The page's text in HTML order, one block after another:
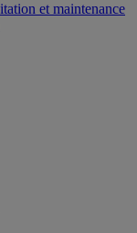
et maintenance